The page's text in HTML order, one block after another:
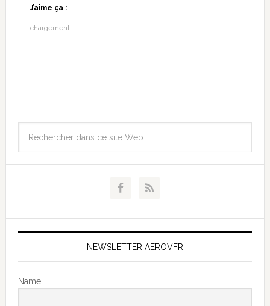
J’aime ça :
chargement…
NEWSLETTER AEROVFR
Name